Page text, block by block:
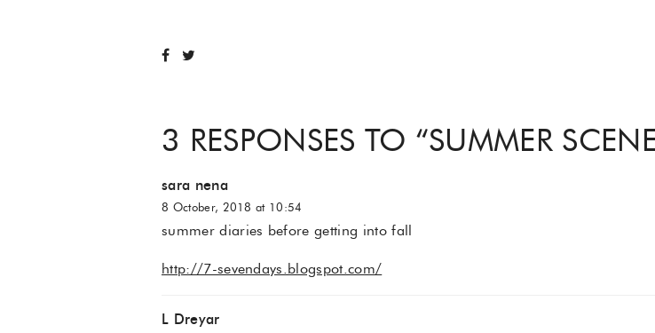
3 RESPONSES TO “SUMMER
sara nena
8 October, 2018 at 10:54
summer diaries before getting into fall
http://7-sevendays.blogspot.com/
L Dreyar